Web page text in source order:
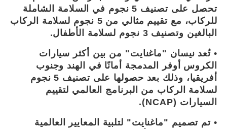
تحصل على تصنيف 5 نجوم في السلامة الشاملة
للركاب، مع تقييم مثالي من 5 نجوم لسلامة الركاب
البالغين وتصنيف 3 نجوم لسلامة الأطفال.
• تُعد نيسان "ماغنايت" من بين أكثر سيارات
الكروس أوفر المدمجة أمانًا في الهند وجنوب
أفريقيا، وذلك بعد حصولها على تصنيف 5 نجوم
لسلامة الركاب من البرنامج العالمي لتقييم
السيارات (NCAP).
• تم تصميم "ماغنايت" لتلبية المعايير العالمية